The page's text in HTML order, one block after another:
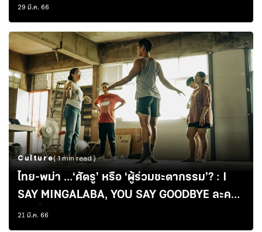
ยามต้อง ‘เกิด แก่ (ทำงาน) เจ็บ ตาย’
29 มี.ค. 66
Culture( 1 min read )
ไทย-พม่า …‘ศัตรู’ หรือ ‘ผู้ร่วมชะตากรรม’? : I
SAY MINGALABA, YOU SAY GOODBYE ละคร
เวทีที่มุ่งสลาย ‘อคติ’ ระหว่างกัน
21 มี.ค. 66